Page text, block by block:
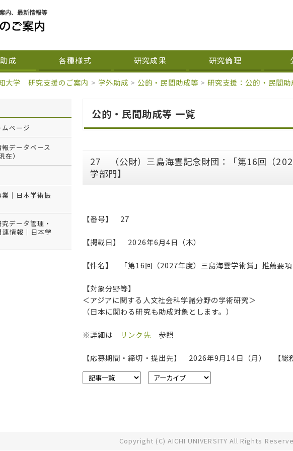
成 各種様式 研究成果 研究倫理
大学 研究支援のご案内 > 学外助成 > 公的・民間助成等 > 研究支援：公的・民間助
公的・民間助成等 一覧
27 （公財）三島海雲記念財団：「第16回（
学部門】
【番号】 27
【掲載日】 2026年6月4日（木）
【件名】 「第16回（2027年度）三島海雲学術賞」推薦要項
【対象分野等】
＜アジアに関する人文社会科学諸分野の学術研究＞
（日本に関わる研究も助成対象とします。）
※詳細は リンク先 参照
【応募期間・締切・提出先】 2026年9月14日（月） 【総
ページ
データベース
在）
｜日本学術振
データ管理・
情報｜日本学
Copyright (C) AICHI UNIVERSITY All Rights